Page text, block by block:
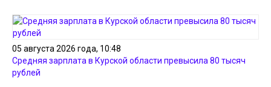
05 августа 2026 года, 10:48
Средняя зарплата в Курской области превысила 80 тысяч
рублей